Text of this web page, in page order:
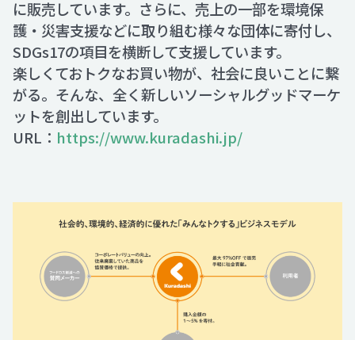
に販売しています。さらに、売上の一部を環境保
護・災害支援などに取り組む様々な団体に寄付し、
SDGs17の項目を横断して支援しています。
楽しくておトクなお買い物が、社会に良いことに繋
がる。そんな、全く新しいソーシャルグッドマーケ
ットを創出しています。
URL： https://www.kuradashi.jp/